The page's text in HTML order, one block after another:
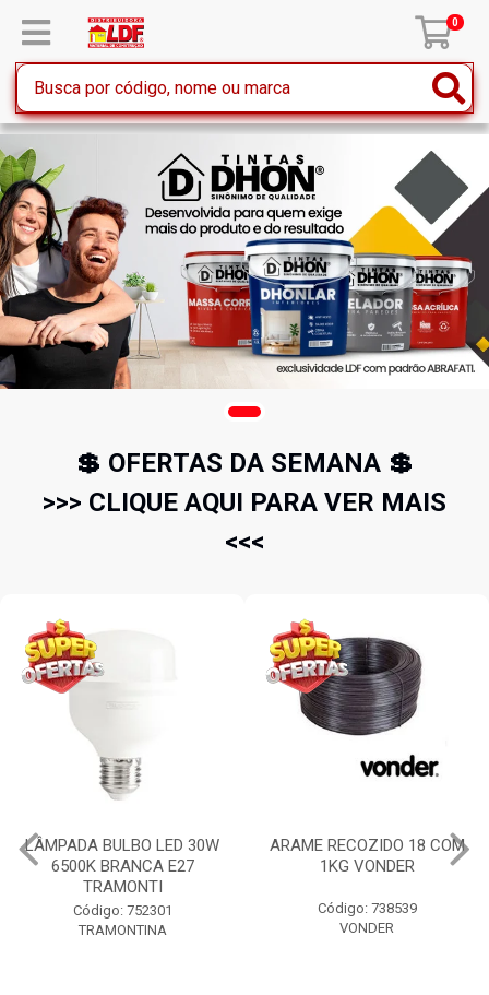
0
💲 OFERTAS DA SEMANA 💲
>>> CLIQUE AQUI PARA VER MAIS
<<<
LÂMPADA BULBO LED 30W
6500K BRANCA E27
TRAMONTI
Código: 752301
TRAMONTINA
ARAME RECOZIDO 18 COM
1KG VONDER
Código: 738539
VONDER